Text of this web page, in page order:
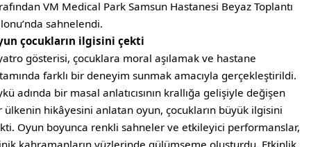
VM Medical Park Samsun Hastanesi Beyaz Toplantı
sahnelendi.
çocukların ilgisini çekti
gösterisi, çocuklara moral aşılamak ve hastane
farklı bir deneyim sunmak amacıyla gerçekleştirildi.
adında bir masal anlatıcısının krallığa gelişiyle değişen
ülkenin hikâyesini anlatan oyun, çocukların büyük ilgisini
Oyun boyunca renkli sahneler ve etkileyici performanslar,